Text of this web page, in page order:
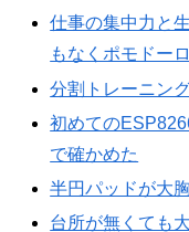
仕事の集中力と
もなくポモドー
分割トレーニン
初めての
で確かめた
半円パッドが大
台所が無くても